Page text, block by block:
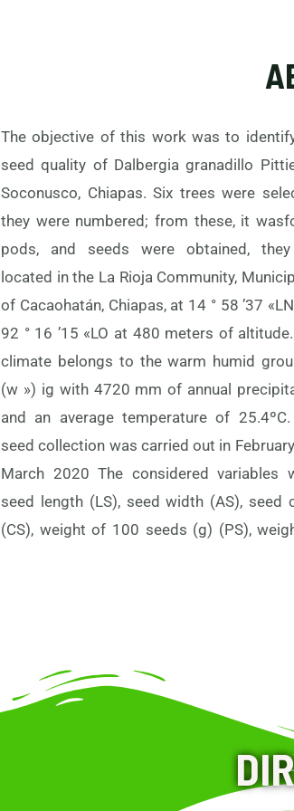
The objective of this work was to
seed quality of Dalbergia granadillo
Soconusco, Chiapas. Six trees were
they were numbered; from these, it
pods, and seeds were obtained,
located in the La Rioja Community,
of Cacaohatán, Chiapas, at 14 ° 58 ’37
92 ° 16 ’15 «LO at 480 meters of
climate belongs to the warm humid
(w ») ig with 4720 mm of annual
and an average temperature of
seed collection was carried out in
March 2020 The considered variables
seed length (LS), seed width (AS), seed
(CS), weight of 100 seeds (g) (PS),
100 pods with seeds and
percentage (PG) The trials were
with a completely randomized
design with 30 seeds from each tree.
highest results of the weight of one
seeds were trees 5 and 6 (9.6 g and
There is a wide variation of pods with 1,
and up to 4 seeds / tree, pods with a
seed predominate and brown ones